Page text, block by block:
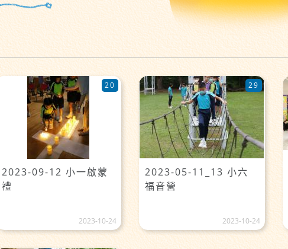
2023-09-12 小一啟蒙
禮
20
2023-10-24
2023-05-11_13 小六
福音營
29
2023-10-24